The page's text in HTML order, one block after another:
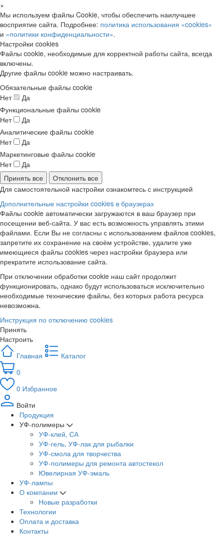
×
Мы используем файлы Cookie, чтобы обеспечить наилучшее
восприятие сайта. Подробнее: политика использования «cookies»
и «политики конфиденциальности».
Настройки cookies
Файлы cookie, необходимые для корректной работы сайта, всегда
включены.
Другие файлы cookie можно настраивать.
Обязательные файлы cookie
Нет
Да
Функциональные файлы cookie
Нет
Да
Аналитические файлы cookie
Нет
Да
Маркетинговые файлы cookie
Нет
Да
Принять все
Отклонить все
Для самостоятельной настройки ознакомтесь с инструкцией
Дополнительные настройки cookies в браузерах
Файлы cookie автоматически загружаются в ваш браузер при
посещении веб-сайта. У вас есть возможность управлять этими
файлами. Если Вы не согласны с использованием файлов cookies,
запретите их сохранение на своём устройстве, удалите уже
имеющиеся файлы cookies через настройки браузера или
прекратите использование сайта.
При отключении обработки cookie наш сайт продолжит
функционировать, однако будут использоваться исключительно
необходимые технические файлы, без которых работа ресурса
невозможна.
Инструкция по отключению cookies
Принять
Настроить
Главная
Каталог
0
0 Избранное
Войти
Продукция
УФ-полимеры
УФ-клей, СА
УФ-гель, УФ-лак для рыбалки
УФ-смола для творчества
УФ-полимеры для ремонта автостекол
Ювелирная УФ-эмаль
УФ-лампы
О компании
Новые разработки
Технологии
Оплата и доставка
Контакты